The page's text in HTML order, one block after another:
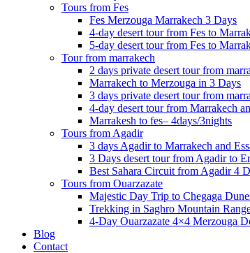
Tours from Fes
Fes Merzouga Marrakech 3 Days
4-day desert tour from Fes to
5-day desert tour from Fes to
Tour from marrakech
2 days private desert tour from
Marrakech to Merzouga in 3 Days
3 days private desert tour from
4-day desert tour from Marrakech
Marrakesh to fes– 4days/3nights
Tours from Agadir
3 days Agadir to Marrakech and
3 Days desert tour from Agadir to
Best Sahara Circuit from Agadir 4
Tours from Ouarzazate
Majestic Day Trip to Chegaga
Trekking in Saghro Mountain
4-Day Ouarzazate 4×4 Merzouga
Blog
Contact